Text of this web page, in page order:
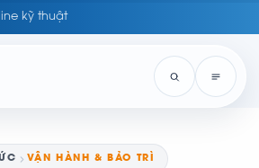
kỹ thuật
VẬN HÀNH & BẢO TRÌ